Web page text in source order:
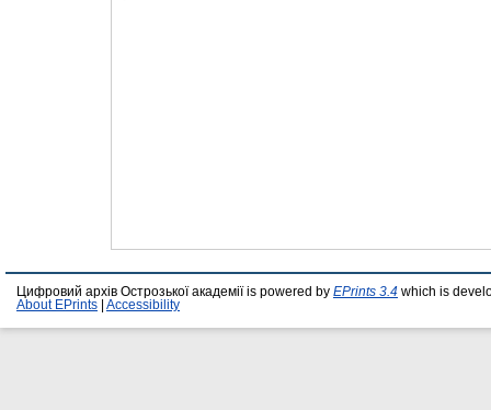
Цифровий архів Острозької академії is powered by EPrints 3.4 which is
About EPrints
Accessibility